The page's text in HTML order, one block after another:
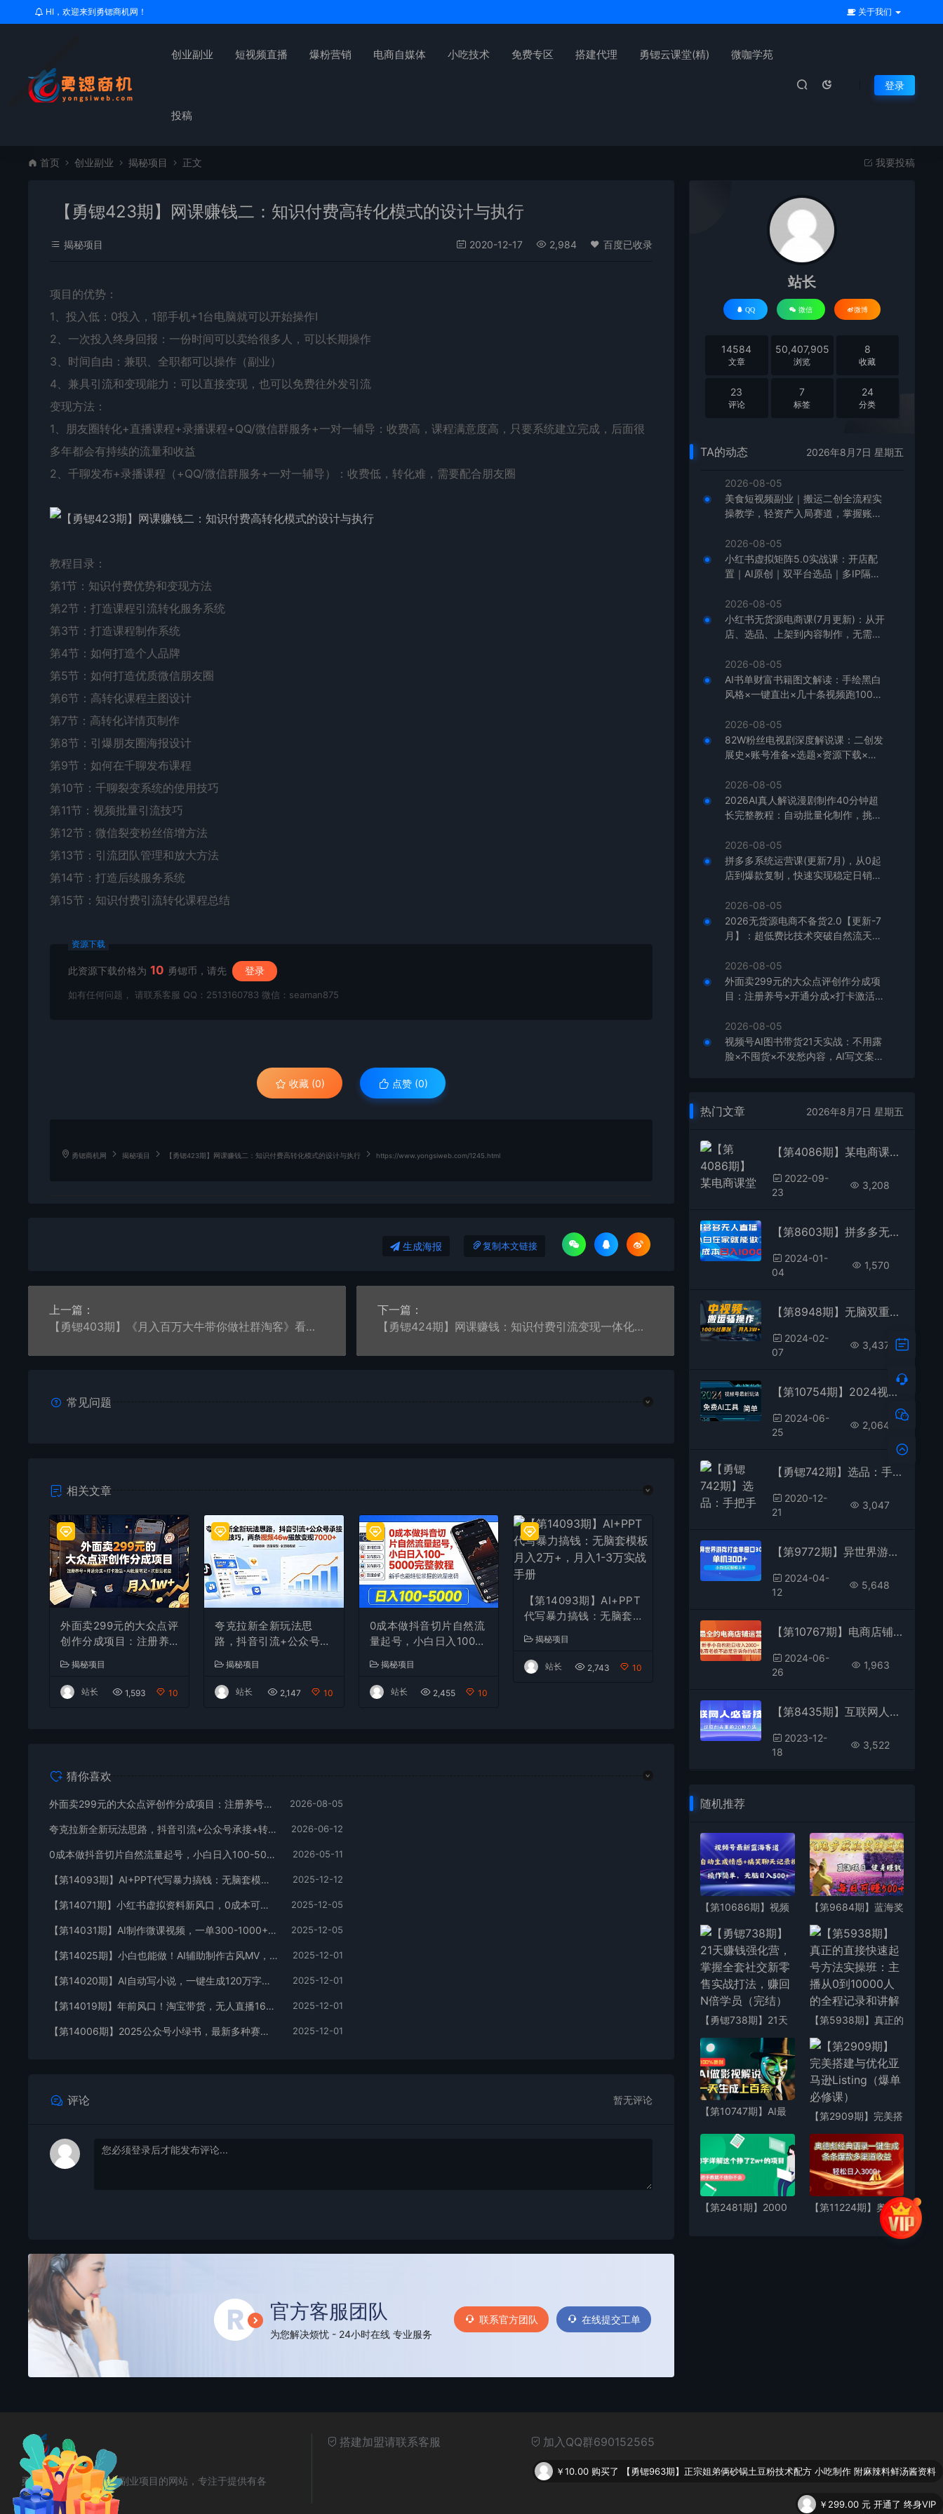
HI，欢迎来到勇锶商机网！ 关于我们
创业副业 短视频直播 爆粉营销 电商自媒体 小吃技术 免费专区 搭建代理 勇锶云课堂(精) 微咖学苑
投稿
登录
首页 创业副业 揭秘项目 正文 我要投稿
【勇锶423期】网课赚钱二：知识付费高转化模式的设计与执行
揭秘项目 2020-12-17 2,984 百度已收录
项目的优势：
1、投入低：0投入，1部手机+1台电脑就可以开始操作I
2、一次投入终身回报：一份时间可以卖给很多人，可以长期操作
3、时间自由：兼职、全职都可以操作（副业）
4、兼具引流和变现能力：可以直接变现，也可以免费往外发引流
变现方法：
1、朋友圈转化+直播课程+录播课程+QQ/微信群服务+一对一辅导：收费高，课程满意度高，只要系统建立完成，后面很
多年都会有持续的流量和收益
2、千聊发布+录播课程（+QQ/微信群服务+一对一辅导）：收费低，转化难，需要配合朋友圈
教程目录：
第1节：知识付费优势和变现方法
第2节：打造课程引流转化服务系统
第3节：打造课程制作系统
第4节：如何打造个人品牌
第5节：如何打造优质微信朋友圈
第6节：高转化课程主图设计
第7节：高转化详情页制作
第8节：引爆朋友圈海报设计
第9节：如何在千聊发布课程
第10节：千聊裂变系统的使用技巧
第11节：视频批量引流技巧
第12节：微信裂变粉丝倍增方法
第13节：引流团队管理和放大方法
第14节：打造后续服务系统
第15节：知识付费引流转化课程总结
资源下载
此资源下载价格为 10 勇锶币，请先 登录
如有任何问题， 请联系客服 QQ：2513160783 微信：seaman875
收藏 (0) 点赞 (0)
勇锶商机网 揭秘项目 【勇锶423期】网课赚钱二：知识付费高转化模式的设计与执行 https://www.yongsiweb.com/1245.html
生成海报 复制本文链接
上一篇：
【勇锶403期】《月入百万大牛带你做社群淘客》看了之后，小白也可以快速上手
下一篇：
【勇锶424期】网课赚钱：知识付费引流变现一体化教学
常见问题
相关文章
外面卖299元的大众点评
创作分成项目：注册养
×AI批量笔记×次日见收
益，月入1w+
揭秘项目
站长 1,593 10
夸克拉新全新玩法思
路，抖音引流+公众号承
46w播放 变现7000+
揭秘项目
站长 2,147 10
0成本做抖音切片自然流
量起号，小白日入100-5
揭秘项目
站长 2,455 10
【第14093期】AI+PPT
代写暴力搞钱：无脑套
3万实战手册
揭秘项目
站长 2,743 10
猜你喜欢
外面卖299元的大众点评创作分成项目：注册养号×开通分成×打卡激活×AI批量笔记×次日见收益，月入1w+ 2026-08-05
夸克拉新全新玩法思路，抖音引流+公众号承接+转化技巧，两条视频46w播放 变现7000+ 2026-06-12
0成本做抖音切片自然流量起号，小白日入100-5000 2026-05-11
【第14093期】AI+PPT代写暴力搞钱：无脑套模板月入2万+，月入1-3万实战手册 2025-12-12
【第14071期】小红书虚拟资料新风口，0成本可复制，一人多店跑出稳定1000+玩法 2025-12-05
【第14031期】AI制作微课视频，一单300-1000+，蓝海项目，单子做不完，提供接单渠道！ 2025-12-05
【第14025期】小白也能做！AI辅助制作古风MV，小红薯一单100 2025-12-01
【第14020期】AI自动写小说，一键生成120万字，普通人每月也能躺赚2w+ 2025-12-01
【第14019期】年前风口！淘宝带货，无人直播160小时卖了6万！ 2025-12-01
【第14006期】2025公众号小绿书，最新多种赛道新玩法，小白日入500+ 2025-12-01
评论 暂无评论
官方客服团队
为您解决烦忧 - 24小时在线 专业服务
联系官方团队 在线提交工单
站长
QQ 微信 微博
14584
文章
50,407,905
浏览
8
收藏
23
评论
7
标签
24
分类
TA的动态 2026年8月7日 星期五
2026-08-05
美食短视频副业｜搬运二创全流程实
操教学，轻资产入局赛道，掌握账号
2026-08-05
小红书虚拟矩阵5.0实战课：开店配
置｜AI原创｜双平台选品｜多IP隔离
2026-08-05
小红书无货源电商课(7月更新)：从开
店、选品、上架到内容制作，无需囤
2026-08-05
AI书单财富书籍图文解读：手绘黑白
风格×一键直出×几十条视频跑1000
2026-08-05
82W粉丝电视剧深度解说课：二创发
展史×账号准备×选题×资源下载×爆
2026-08-05
2026AI真人解说漫剧制作40分钟超
长完整教程：自动批量化制作，挑战
2026-08-05
拼多多系统运营课(更新7月)，从0起
店到爆款复制，快速实现稳定日销千
2026-08-05
2026无货源电商不备货2.0【更新-7
月】：超低费比技术突破自然流天花
2026-08-05
外面卖299元的大众点评创作分成项
目：注册养号×开通分成×打卡激活×
2026-08-05
视频号AI图书带货21天实战：不用露
脸×不囤货×不发愁内容，AI写文案做
热门文章 2026年8月7日 星期五
【第4086期】某电商课堂收费课，覆盖淘系4大流量渠道玩法【搜索、直通车、手猜、魔方】
2022-09-
23
3,208
【第8603期】拼多多无人直播，小白在家就能做，0成本日入1000+
2024-01-
04
1,570
【第8948期】无脑双重去重原创视频，100%中视频+视频号分成计划
2024-02-
07
3,437
【第10754期】2024视频号最新，免费AI工具做不露脸视频，每月10000+
2024-06-
25
2,064
【勇锶742期】选品：手把手教你选出来，一定能卖爆的产品 从此赚钱变轻松 而且是躺赚
2020-12-
21
3,047
【第9772期】异世界游戏打金单窗口30+单机300+小白轻松上手
2024-04-
12
5,648
【第10767期】电商店铺运营教学，新手小白也能日收入2000+
2024-06-
26
1,963
【第8435期】互联网人的必备技巧，剪映视频剪辑的20种去重方法，小白也能通过二创过原创
2023-12-
18
3,522
随机推荐
【第10686期】视频
笑聊天记录视频，操
作简单
【第9684期】蓝海奖
日赚300+
【勇锶738期】21天
套社交新零售实战打
法，赚回N倍学员
（完结）
【第5938期】真正的
操班：主播从0到
10000人的全程记录
和讲解
【第10747期】AI最
教你用AI批量生成说
唱影视解说视频，1天
生成上百条
【第2909期】完美搭
Listing（爆单必修
课）
【第2481期】2000
【第11224期】奥德
彪经典语录一键生成
条条爆款多渠道收益
勇锶商机网是汇集创业副业项目的网站，专注于提供有各
类教程！
搭建加盟请联系客服 加入QQ群690152565
￥10.00购买了【勇锶963期】正宗姐弟俩砂锅土豆粉技术配方 小吃制作 附麻辣料鲜汤酱资料